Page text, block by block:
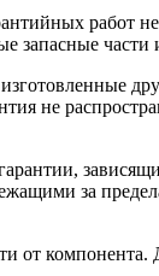
запасные
не
за
от компонента.